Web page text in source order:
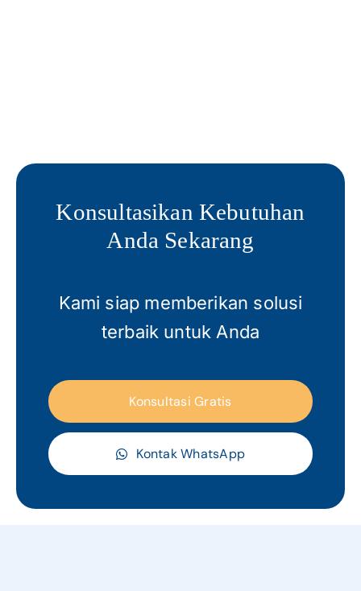
Konsultasikan Kebutuhan
Anda Sekarang
Kami siap memberikan solusi
terbaik untuk Anda
Konsultasi Gratis
Kontak WhatsApp